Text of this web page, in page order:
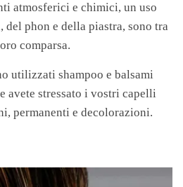
atmosferici e chimici, un uso
del phon e della piastra, sono tra
comparsa.
utilizzati shampoo e balsami
avete stressato i vostri capelli
permanenti e decolorazioni.